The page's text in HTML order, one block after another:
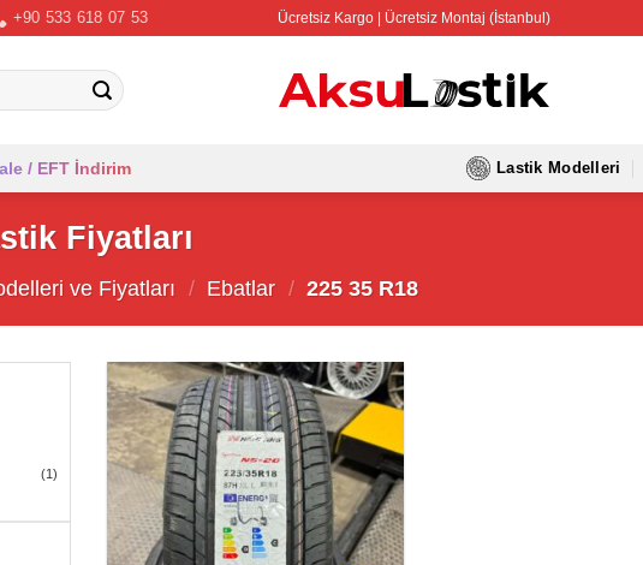
+90 533 618 07 53 Ücretsiz Kargo | Ücretsiz Montaj (İstanbul)
/ EFT İndirim Lastik Modelleri
Fiyatları
ve Fiyatları / Ebatlar / 225 35 R18
(1)